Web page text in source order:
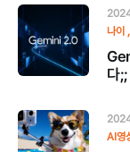
나이
다
AI영